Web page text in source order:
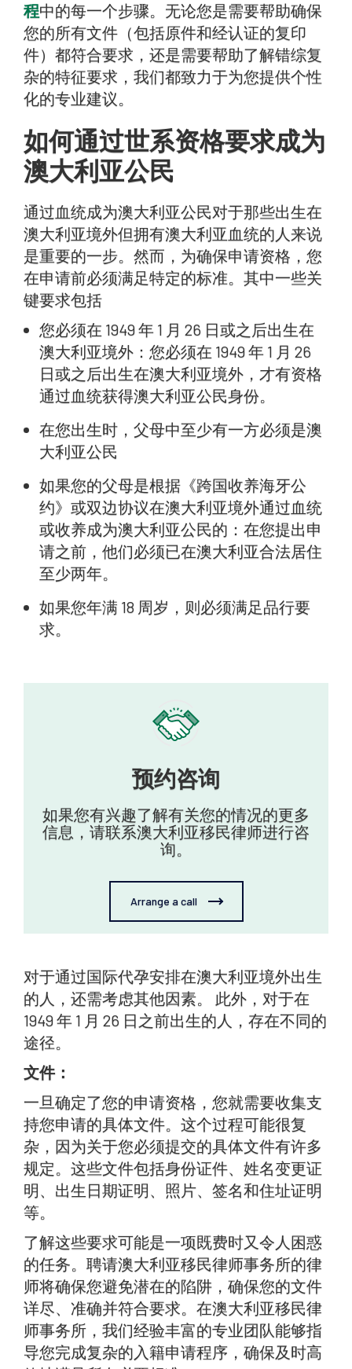
程中的每一个步骤。无论您是需要帮助确保
您的所有文件（包括原件和经认证的复印
件）都符合要求，还是需要帮助了解错综复
杂的特征要求，我们都致力于为您提供个性
化的专业建议。
如何通过世系资格要求成为
澳大利亚公民
通过血统成为澳大利亚公民对于那些出生在
澳大利亚境外但拥有澳大利亚血统的人来说
是重要的一步。然而，为确保申请资格，您
在申请前必须满足特定的标准。其中一些关
键要求包括
您必须在 1949 年 1 月 26 日或之后出生在
澳大利亚境外：您必须在 1949 年 1 月 26
日或之后出生在澳大利亚境外，才有资格
通过血统获得澳大利亚公民身份。
在您出生时，父母中至少有一方必须是澳
大利亚公民
如果您的父母是根据《跨国收养海牙公
约》或双边协议在澳大利亚境外通过血统
或收养成为澳大利亚公民的：在您提出申
请之前，他们必须已在澳大利亚合法居住
至少两年。
如果您年满 18 周岁，则必须满足品行要
求。
预约咨询
如果您有兴趣了解有关您的情况的更多
信息，请联系澳大利亚移民律师进行咨
询。
Arrange a call
对于通过国际代孕安排在澳大利亚境外出生
的人，还需考虑其他因素。 此外，对于在
1949 年 1 月 26 日之前出生的人，存在不同的
途径。
文件：
一旦确定了您的申请资格，您就需要收集支
持您申请的具体文件。这个过程可能很复
杂，因为关于您必须提交的具体文件有许多
规定。这些文件包括身份证件、姓名变更证
明、出生日期证明、照片、签名和住址证明
等。
了解这些要求可能是一项既费时又令人困惑
的任务。聘请澳大利亚移民律师事务所的律
师将确保您避免潜在的陷阱，确保您的文件
详尽、准确并符合要求。在澳大利亚移民律
师事务所，我们经验丰富的专业团队能够指
导您完成复杂的入籍申请程序，确保及时高